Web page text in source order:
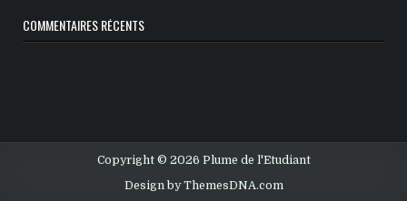
COMMENTAIRES RÉCENTS
Copyright © 2026 Plume de l'Etudiant
Design by ThemesDNA.com